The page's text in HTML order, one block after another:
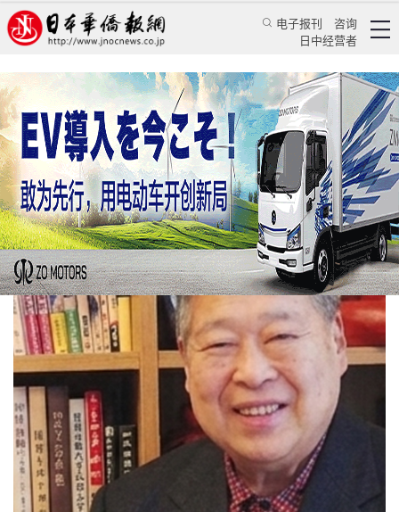
电子报刊
咨询
日中经营者